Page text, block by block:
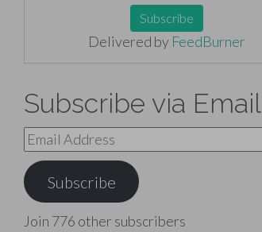
Delivered by FeedBurner
Subscribe via Email
Email
Address
Subscribe
Join 776 other subscribers